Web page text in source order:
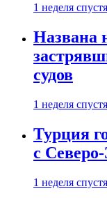
1 неделя спустя
Названа
судов
1 неделя спустя
Турция
с
1 неделя спустя